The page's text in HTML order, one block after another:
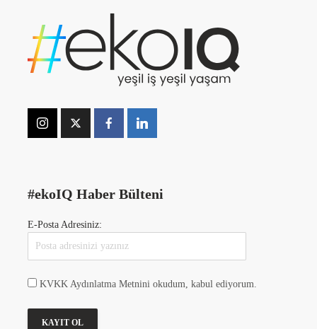
#ekoIQ Haber Bülteni
E-Posta Adresiniz:
KVKK Aydınlatma Metnini okudum, kabul ediyorum.